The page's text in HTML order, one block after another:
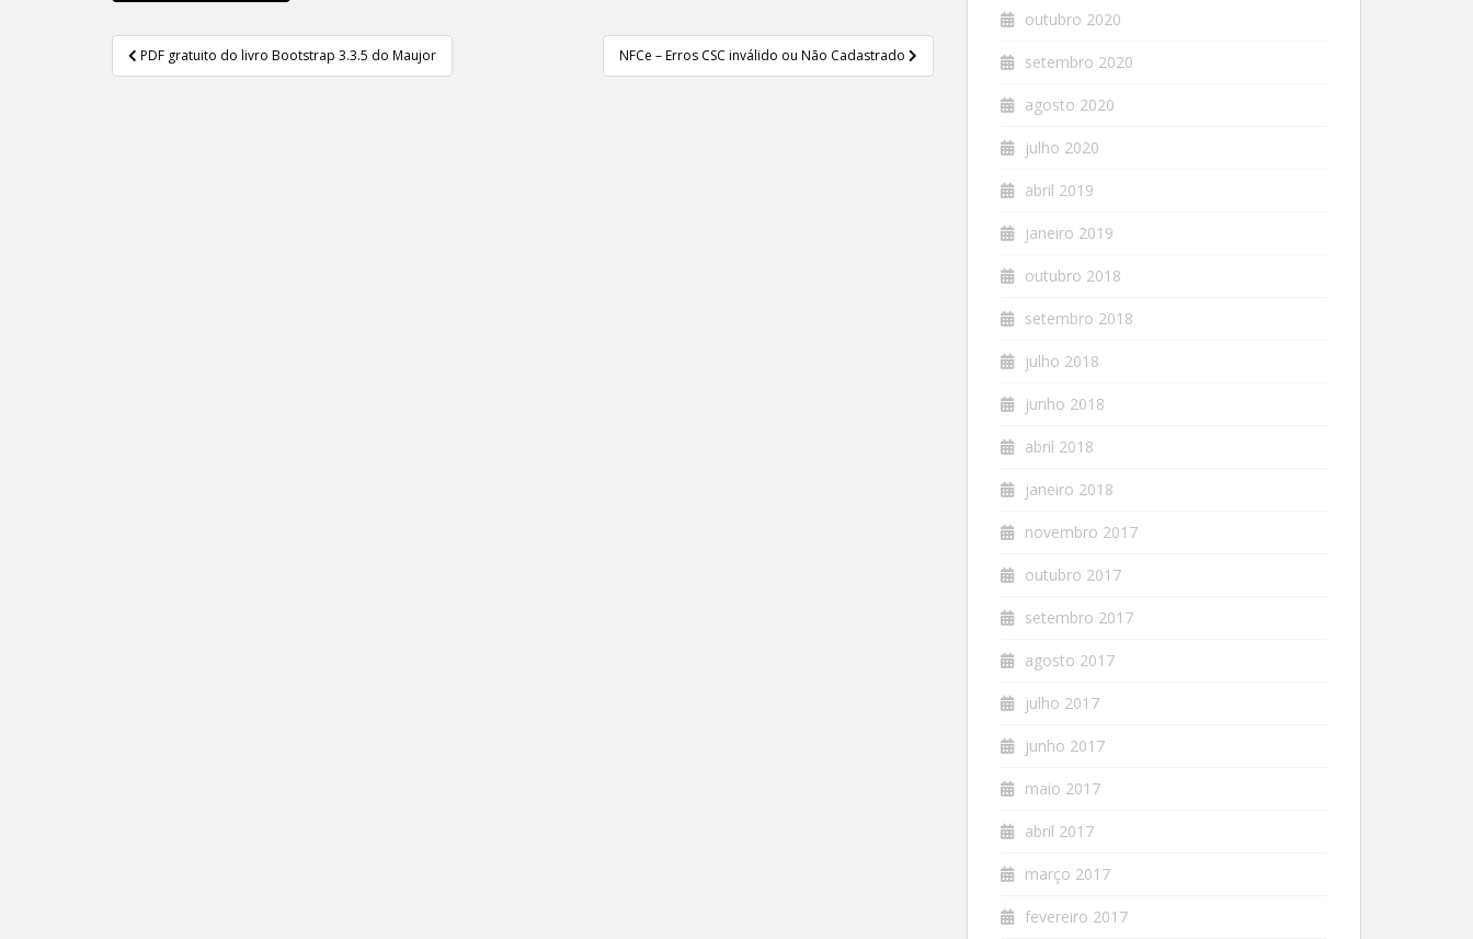
Navegação
de
PDF gratuito do livro Bootstrap 3.3.5 do Maujor NFCe – Erros CSC inválido ou Não Cadastrado
outubro 2020
setembro 2020
agosto 2020
julho 2020
abril 2019
janeiro 2019
outubro 2018
setembro 2018
julho 2018
junho 2018
abril 2018
janeiro 2018
novembro 2017
outubro 2017
setembro 2017
agosto 2017
julho 2017
junho 2017
maio 2017
abril 2017
março 2017
fevereiro 2017